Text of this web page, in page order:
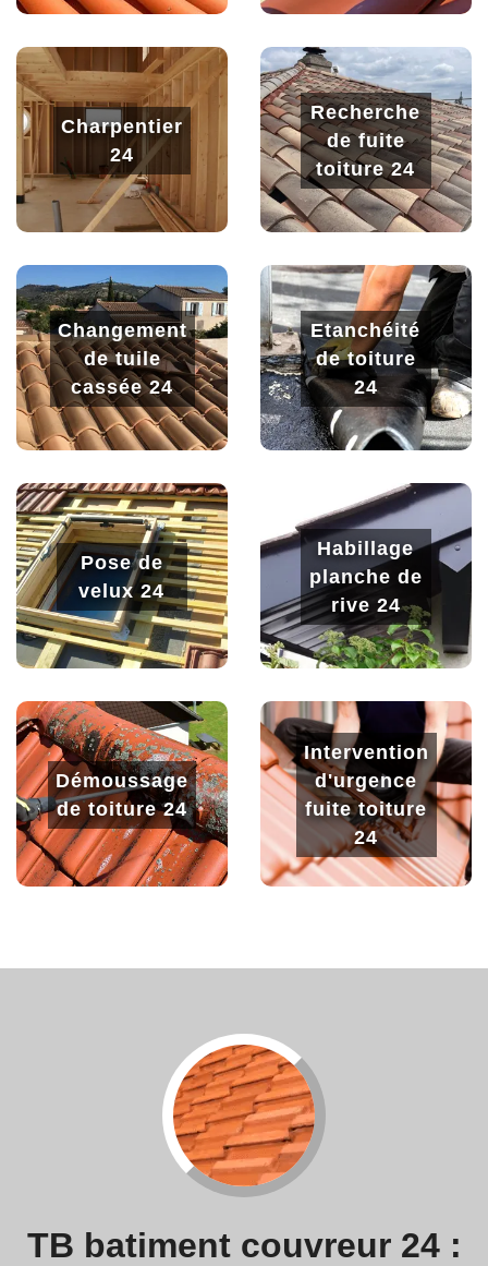
Charpentier
24
Recherche
de fuite
toiture 24
Changement
de tuile
cassée 24
Etanchéité
de toiture
24
Pose de
velux 24
Habillage
planche de
rive 24
Démoussage
de toiture 24
Intervention
d'urgence
fuite toiture
24
TB batiment couvreur 24 :